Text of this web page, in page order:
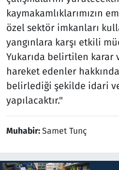
kaymakamlıklarımızın
özel sektör imkanları
yangınlara karşı etkili
Yukarıda belirtilen karar
hareket edenler
belirlediği şekilde idari
yapılacaktır."
Muhabir:Samet Tunç